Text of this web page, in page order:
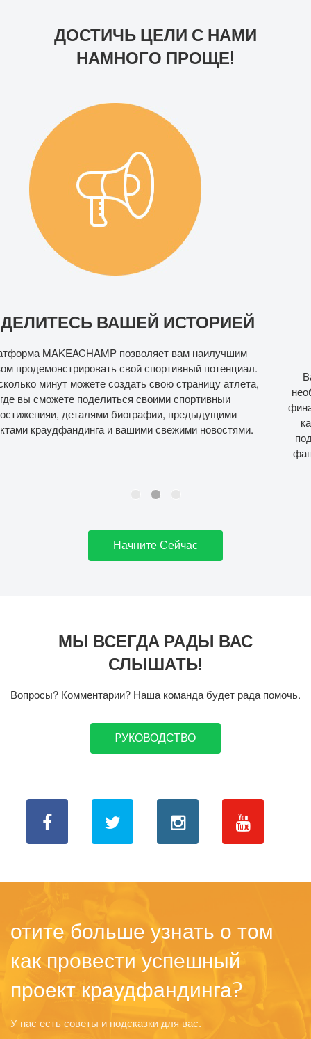
ДОСТИЧЬ ЦЕЛИ С НАМИ
НАМНОГО ПРОЩЕ!
УВЕЛИЧЬТЕ ВАШУ ГРУППУ
ПОДДЕРЖКИ
Ваша личная страница на MAKEACHAMP даст вам
необходимые инструменты для получения моральной и
финансовой поддержки на протяжении вашей спортивной
карьеры. Вы сможете без особых усилий постоянно
поддерживать свое онлайн-присутствие и наращивать
Начните Сейчас
МЫ ВСЕГДА РАДЫ ВАС
СЛЫШАТЬ!
Вопросы? Комментарии? Наша команда будет рада помочь.
PУКОВОДСТВО
отите больше узнать о том
как провести успешный
проект краудфандинга?
У нас есть советы и подсказки для вас.